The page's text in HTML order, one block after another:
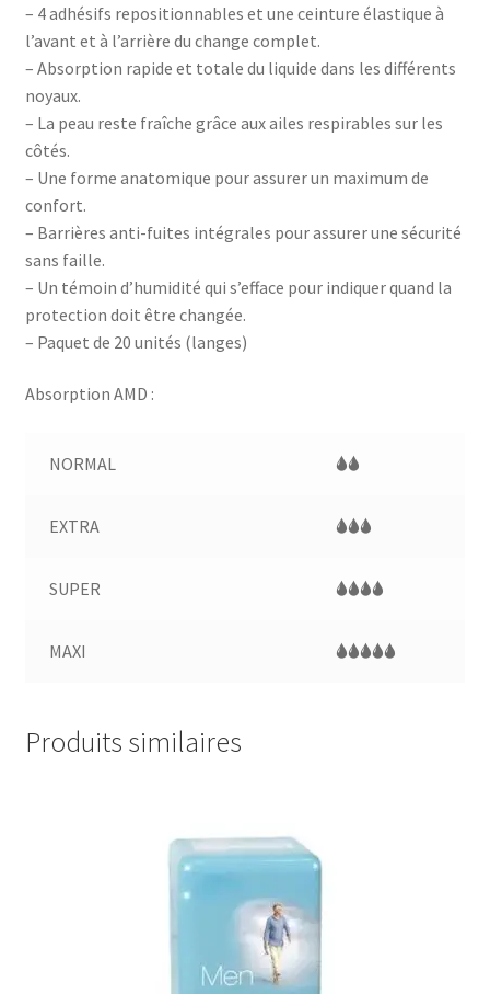
– 4 adhésifs repositionnables et une ceinture élastique à
l’avant et à l’arrière du change complet.
– Absorption rapide et totale du liquide dans les différents
noyaux.
– La peau reste fraîche grâce aux ailes respirables sur les
côtés.
– Une forme anatomique pour assurer un maximum de
confort.
– Barrières anti-fuites intégrales pour assurer une sécurité
sans faille.
– Un témoin d’humidité qui s’efface pour indiquer quand la
protection doit être changée.
– Paquet de 20 unités (langes)
Absorption AMD :
NORMAL 🌢🌢
EXTRA 🌢🌢🌢
SUPER 🌢🌢🌢🌢
MAXI 🌢🌢🌢🌢🌢
Produits similaires